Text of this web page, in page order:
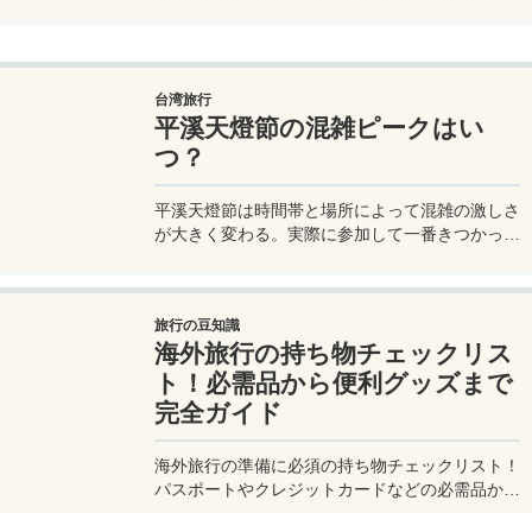
台湾旅行
平溪天燈節の混雑ピークはい
つ？
平溪天燈節は時間帯と場所によって混雑の激しさ
が大きく変わる。実際に参加して一番きつかった
旅行の豆知識
海外旅行の持ち物チェックリス
ト！必需品から便利グッズまで
完全ガイド
海外旅行の準備に必須の持ち物チェックリスト！
パスポートやクレジットカードなどの必需品か